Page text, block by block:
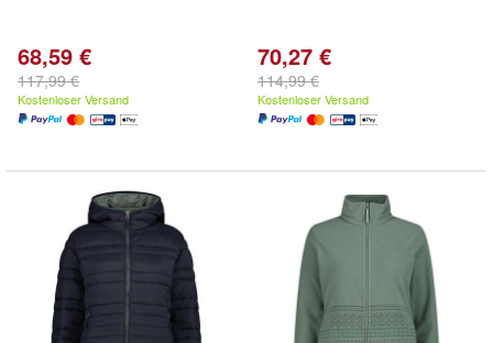
68,59 €
117,99 €
Kostenloser Versand
70,27 €
114,99 €
Kostenloser Versand